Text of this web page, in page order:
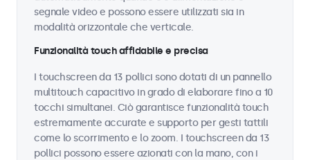
segnale video e possono essere utilizzati sia in
modalità orizzontale che verticale.
Funzionalità touch affidabile e precisa
I touchscreen da 13 pollici sono dotati di un pannello
multitouch capacitivo in grado di elaborare fino a 10
tocchi simultanei. Ciò garantisce funzionalità touch
estremamente accurate e supporto per gesti tattili
come lo scorrimento e lo zoom. I touchscreen da 13
pollici possono essere azionati con la mano, con i